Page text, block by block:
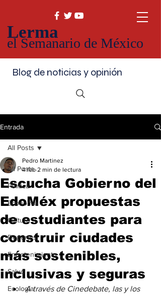
Lerma
el Semanario de México
Blog de noticias y opinión
Entrada
All Posts
Política
Economía
Cultura
Deportes
Entretenimiento
Salud
Ecología
All Posts
Escucha Gobierno del
EdoMéx propuestas
de estudiantes para
construir ciudades
más sostenibles,
inclusivas y seguras
Pedro Martinez
4 feb 2 min de lectura
A través de Cinedebate, las y los